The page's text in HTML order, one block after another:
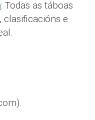
: Todas as táboas
clasificacións e